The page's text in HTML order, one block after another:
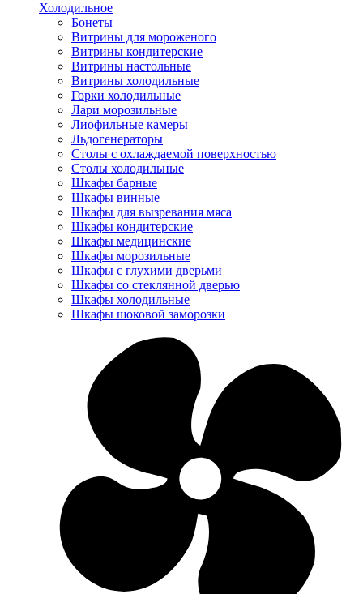
Холодильное
Бонеты
Витрины для мороженого
Витрины кондитерские
Витрины настольные
Витрины холодильные
Горки холодильные
Лари морозильные
Лиофильные камеры
Льдогенераторы
Столы с охлаждаемой поверхностью
Столы холодильные
Шкафы барные
Шкафы винные
Шкафы для вызревания мяса
Шкафы кондитерские
Шкафы медицинские
Шкафы морозильные
Шкафы с глухими дверьми
Шкафы со стеклянной дверью
Шкафы холодильные
Шкафы шоковой заморозки